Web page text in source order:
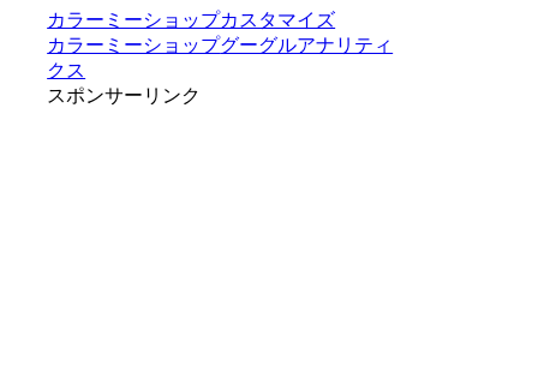
カラーミーショップカスタマイズ
カラーミーショップグーグルアナリティ
クス
スポンサーリンク